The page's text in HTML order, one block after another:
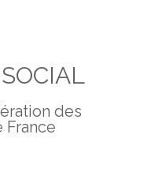
des
France